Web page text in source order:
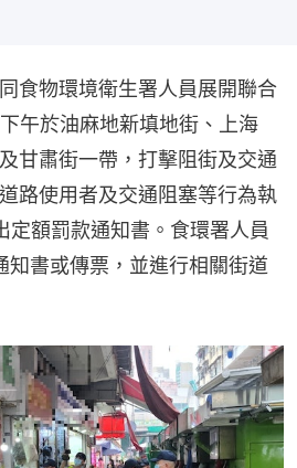
食物環境衛生署人員展開聯合
午於油麻地新填地街、上海
甘肅街一帶，打擊阻街及交通
路使用者及交通阻塞等行為執
定額罰款通知書。食環署人員
知書或傳票，並進行相關街道